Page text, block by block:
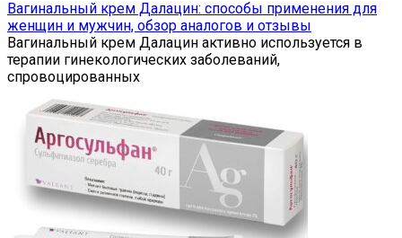
Вагинальный крем Далацин: способы применения для
женщин и мужчин, обзор аналогов и отзывы
Вагинальный крем Далацин активно используется в
терапии гинекологических заболеваний,
спровоцированных